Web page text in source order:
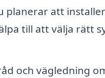
planerar att
till att välja rätt
och vägledning